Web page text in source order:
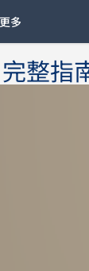
更多
整指